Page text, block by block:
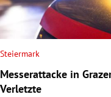
Untermenü
Untermenü
Untermenü
Steiermark
Messerattacke in
Verletzte